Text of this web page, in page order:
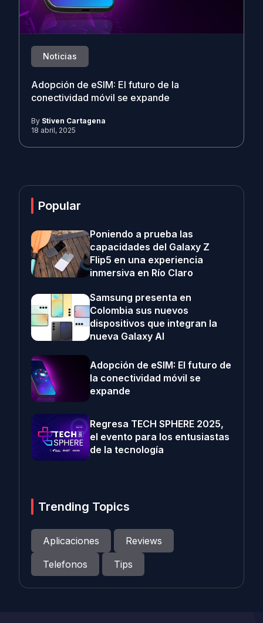
Noticias
Adopción de eSIM: El futuro de la
conectividad móvil se expande
By Stiven Cartagena
18 abril, 2025
Popular
Poniendo a prueba las
capacidades del Galaxy Z
Flip5 en una experiencia
inmersiva en Río Claro
Samsung presenta en
Colombia sus nuevos
dispositivos que integran la
nueva Galaxy AI
Adopción de eSIM: El futuro de
la conectividad móvil se
expande
Regresa TECH SPHERE 2025,
el evento para los entusiastas
de la tecnología
Trending Topics
Aplicaciones
Reviews
Telefonos
Tips